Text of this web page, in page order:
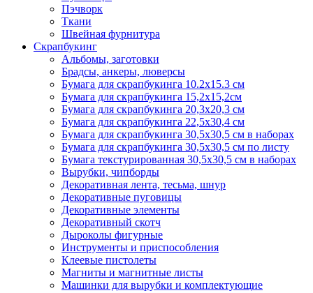
Пэчворк
Ткани
Швейная фурнитура
Скрапбукинг
Альбомы, заготовки
Брадсы, анкеры, люверсы
Бумага для скрапбукинга 10.2х15.3 см
Бумага для скрапбукинга 15,2х15,2см
Бумага для скрапбукинга 20,3х20,3 см
Бумага для скрапбукинга 22,5х30,4 см
Бумага для скрапбукинга 30,5х30,5 см в наборах
Бумага для скрапбукинга 30,5х30,5 см по листу
Бумага текстурированная 30,5х30,5 см в наборах
Вырубки, чипборды
Декоративная лента, тесьма, шнур
Декоративные пуговицы
Декоративные элементы
Декоративный скотч
Дыроколы фигурные
Инструменты и приспособления
Клеевые пистолеты
Магниты и магнитные листы
Машинки для вырубки и комплектующие